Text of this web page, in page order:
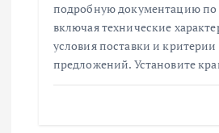
подробную документацию по
включая технические
условия поставки и
предложений. Установите